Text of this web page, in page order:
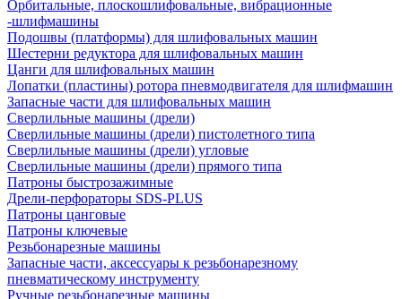
Орбитальные, плоскошлифовальные, вибрационные
-шлифмашины
Подошвы (платформы) для шлифовальных машин
Шестерни редуктора для шлифовальных машин
Цанги для шлифовальных машин
Лопатки (пластины) ротора пневмодвигателя для шлифмашин
Запасные части для шлифовальных машин
Сверлильные машины (дрели)
Сверлильные машины (дрели) пистолетного типа
Сверлильные машины (дрели) угловые
Сверлильные машины (дрели) прямого типа
Патроны быстрозажимные
Дрели-перфораторы SDS-PLUS
Патроны цанговые
Патроны ключевые
Резьбонарезные машины
Запасные части, аксессуары к резьбонарезному
пневматическому инструменту
Ручные резьбонарезные машины